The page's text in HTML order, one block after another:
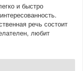
и быстро
речь состоит
любит